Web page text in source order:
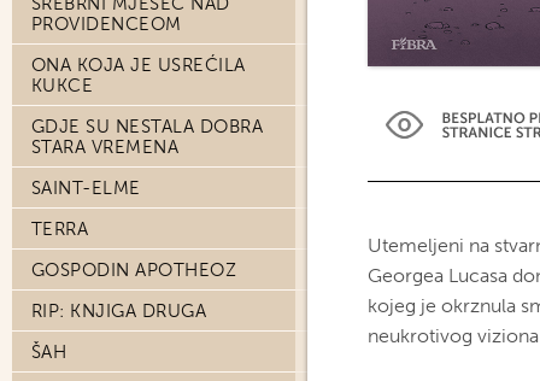
PROVIDENCEOM
ONA KOJA JE USREĆILA
KUKCE
GDJE SU NESTALA DOBRA
STARA VREMENA
SAINT-ELME
TERRA
GOSPODIN APOTHEOZ
RIP: KNJIGA DRUGA
ŠAH
Utemeljeni na
Georgea Lucasa
kojeg je okrznula
neukrotivog